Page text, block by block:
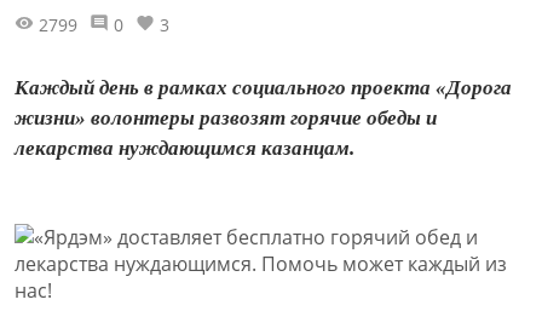
2799 0 3
Каждый день в рамках социального проекта «Дорога
жизни» волонтеры развозят горячие обеды и
лекарства нуждающимся казанцам.